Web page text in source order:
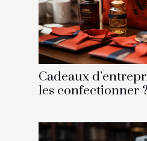
Cadeaux
les confectionner ?